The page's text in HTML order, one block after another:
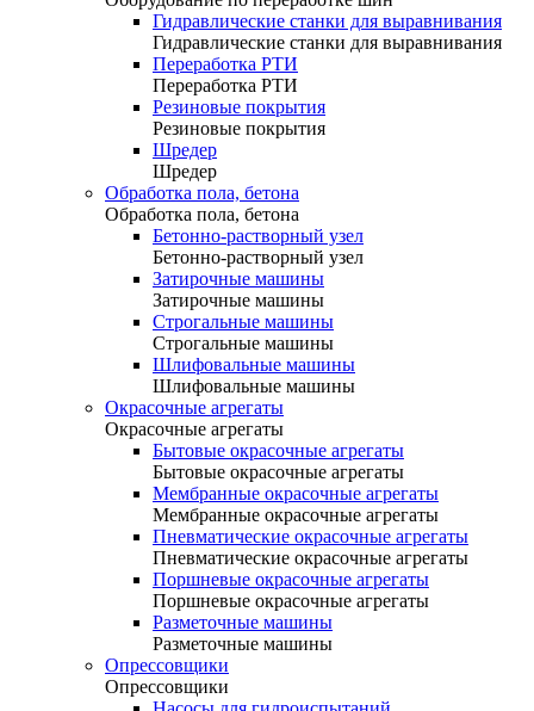
Гидравлические станки для выравнивания
Гидравлические станки для выравнивания
Переработка РТИ
Переработка РТИ
Резиновые покрытия
Резиновые покрытия
Шредер
Шредер
Обработка пола, бетона
Обработка пола, бетона
Бетонно-растворный узел
Бетонно-растворный узел
Затирочные машины
Затирочные машины
Строгальные машины
Строгальные машины
Шлифовальные машины
Шлифовальные машины
Окрасочные агрегаты
Окрасочные агрегаты
Бытовые окрасочные агрегаты
Бытовые окрасочные агрегаты
Мембранные окрасочные агрегаты
Мембранные окрасочные агрегаты
Пневматические окрасочные агрегаты
Пневматические окрасочные агрегаты
Поршневые окрасочные агрегаты
Поршневые окрасочные агрегаты
Разметочные машины
Разметочные машины
Опрессовщики
Опрессовщики